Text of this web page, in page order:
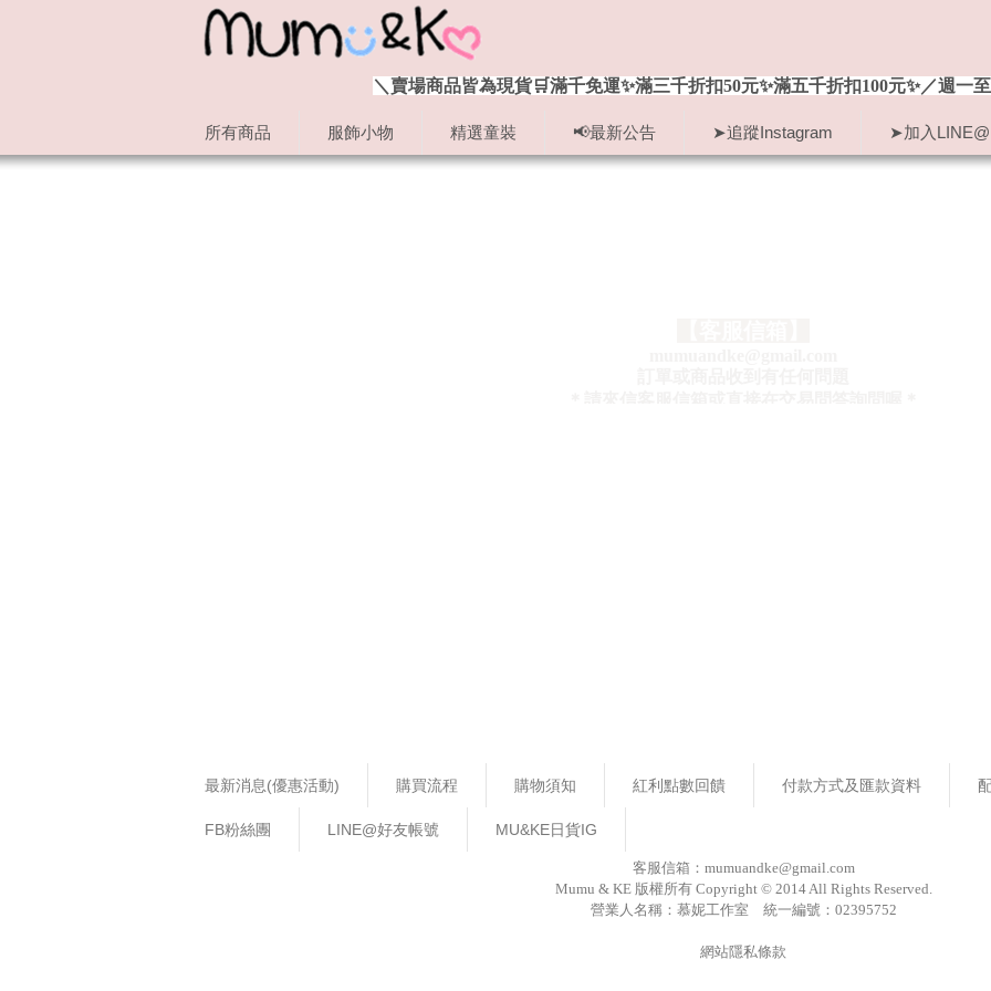
所有商品 服飾小物 精選童裝 📢最新公告 ➤追蹤Instagram ➤加入LINE@
＼賣場商品皆為現貨🛒滿千免運✨滿三千折扣50元✨滿五千折扣100元✨／週一
最新消息(優惠活動) 購買流程 購物須知 紅利點數回饋 付款方式及匯款資料
FB粉絲團 LINE@好友帳號 MU&KE日貨IG
客服信箱：mumuandke@gmail.com
Mumu & KE 版權所有 Copyright © 2014 All Rights Reserved.
營業人名稱：慕妮工作室 統一編號：02395752
網站隱私條款